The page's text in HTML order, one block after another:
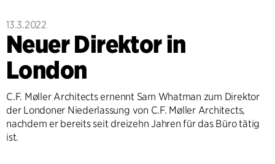
13.3.2022
Neuer Direktor in
London
C.F. Møller Architects ernennt Sam Whatman zum Direktor
der Londoner Niederlassung von C.F. Møller Architects,
nachdem er bereits seit dreizehn Jahren für das Büro tätig
ist.